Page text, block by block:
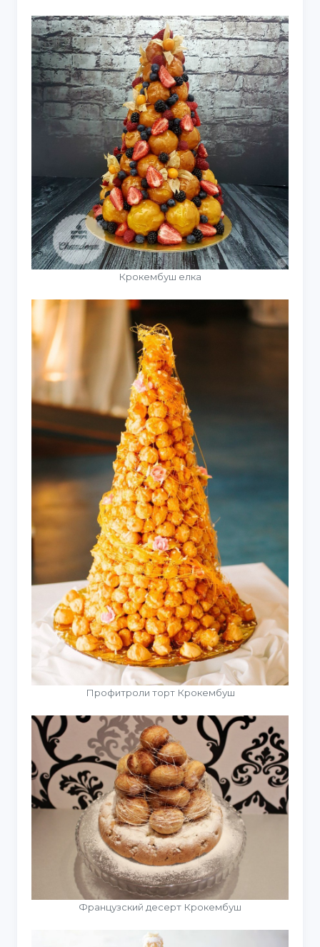
Крокембуш елка
Профитроли торт Крокембуш
Французский десерт Крокембуш